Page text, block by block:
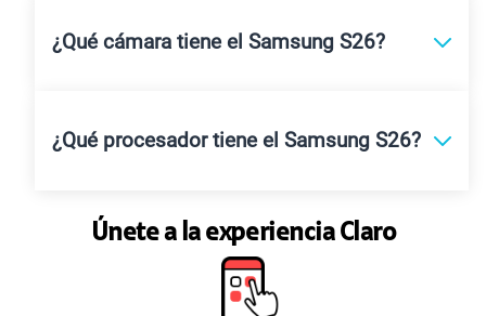
¿Qué cámara tiene el Samsung S26?
¿Qué procesador tiene el Samsung S26?
Únete a la experiencia Claro